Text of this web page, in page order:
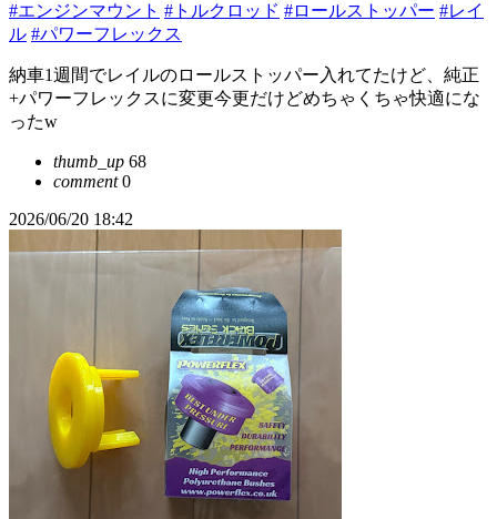
#エンジンマウント #トルクロッド #ロールストッパー #レイ
ル #パワーフレックス
納車1週間でレイルのロールストッパー入れてたけど、純正
+パワーフレックスに変更今更だけどめちゃくちゃ快適にな
ったw
thumb_up 68
comment0
2026/06/20 18:42